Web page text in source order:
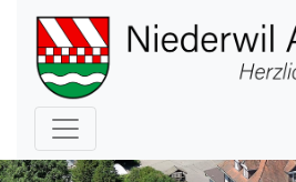
Hauptnavigation